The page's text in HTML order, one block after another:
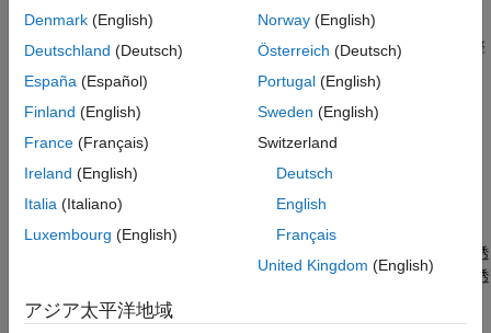
ライティングの概要
光源を配置したり、ライトを反射するオブジェクトの特性を調整
グラフィックス オブジェクトの反射率特性
patch オブジェクトおよび surface オブジェクトの反射率特性を
に見え方が変わります。
グラフィックス オブジェクトへの透明度の追加
グラフィックス オブジェクトの透明度は、そのオブジェクトが透
けて見える度合いを決めます。グラフィックス オブジェクトに透
明度を追加してチャートの見た目をカスタマイズしたり､通常で
は隠されているオブジェクトの詳細を見えるようにしたりできま
Denmark (English)
Deutschland (Deutsch)
España (Español)
Finland (English)
France (Français)
Ireland (English)
Italia (Italiano)
Luxembourg (English)
Norway(English)
Österreich (Deutsch)
Portugal(English)
Sweden (English)
Switzerland
Deutsch
English
Français
United Kingdom (English)
アジア太平洋地域